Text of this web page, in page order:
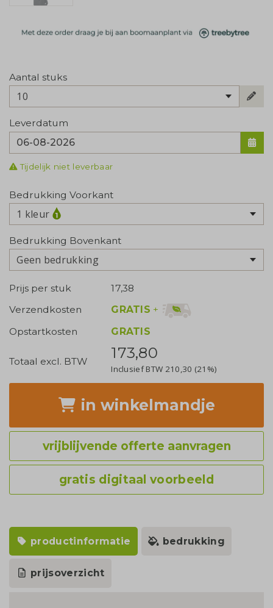
Aantal stuks
10
Leverdatum
Tijdelijk niet leverbaar
Bedrukking Voorkant
1 kleur
Bedrukking Bovenkant
Geen bedrukking
Prijs per stuk
17,38
Verzendkosten
GRATIS +
Opstartkosten
GRATIS
Totaal excl. BTW 173,80
Inclusief BTW 210,30 (21%)
in winkelmandje
vrijblijvende offerte aanvragen
gratis digitaal voorbeeld
productinformatie bedrukking
prijsoverzicht